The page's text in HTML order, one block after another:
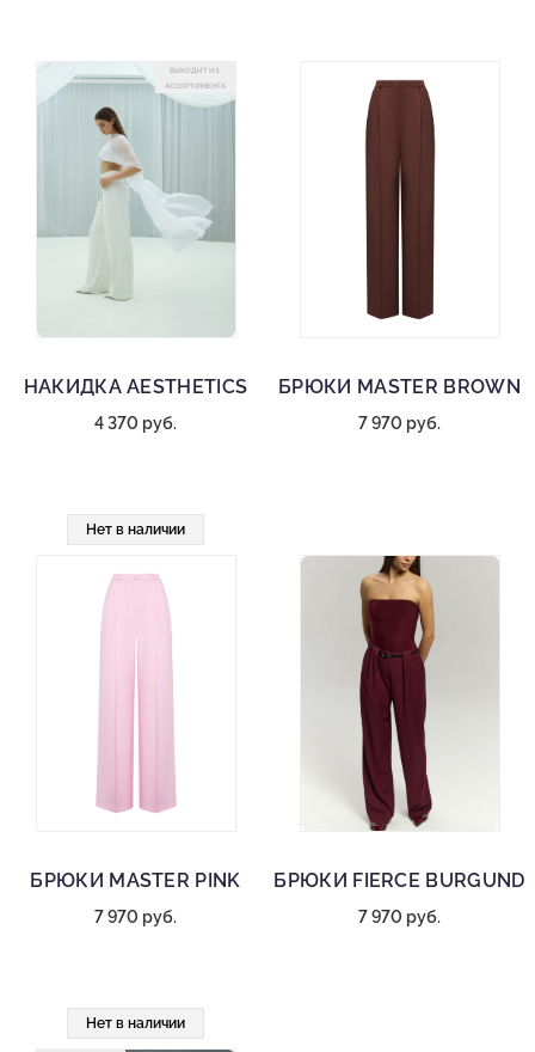
ВЫХОДИТ ИЗ
АССОРТИМЕНТА
НАКИДКА AESTHETICS
4 370 руб.
Нет в наличии
БРЮКИ MASTER BROWN
7 970 руб.
БРЮКИ MASTER PINK
7 970 руб.
Нет в наличии
БРЮКИ FIERCE BURGUND
7 970 руб.